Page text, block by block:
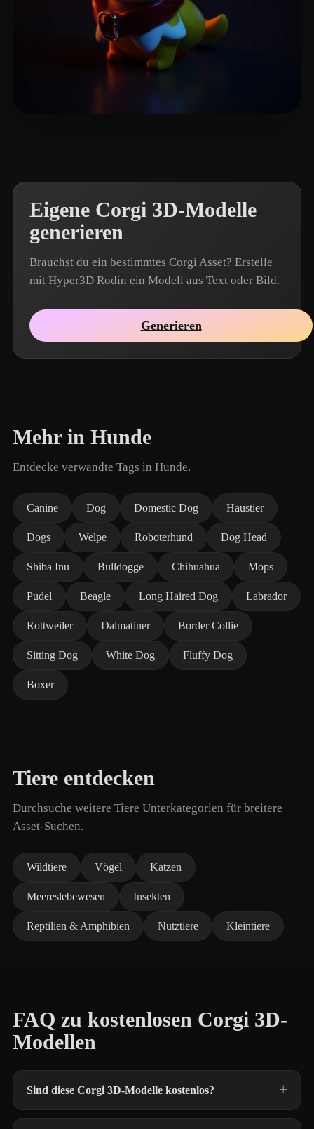
Eigene Corgi 3D-Modelle
generieren
Brauchst du ein bestimmtes Corgi Asset? Erstelle
mit Hyper3D Rodin ein Modell aus Text oder Bild.
Generieren
Mehr in Hunde
Entdecke verwandte Tags in Hunde.
Canine Dog Domestic Dog Haustier
Dogs Welpe Roboterhund Dog Head
Shiba Inu Bulldogge Chihuahua Mops
Pudel Beagle Long Haired Dog Labrador
Rottweiler Dalmatiner Border Collie
Sitting Dog White Dog Fluffy Dog
Boxer
Tiere entdecken
Durchsuche weitere Tiere Unterkategorien für breitere
Asset-Suchen.
Wildtiere Vögel Katzen
Meereslebewesen Insekten
Reptilien & Amphibien Nutztiere Kleintiere
FAQ zu kostenlosen Corgi 3D-
Modellen
Sind diese Corgi 3D-Modelle kostenlos?